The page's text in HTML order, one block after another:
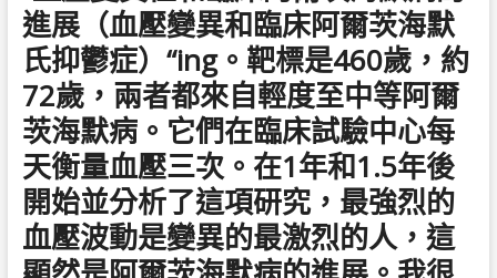
進展（血壓變異和臨床阿爾茨海默
氏抑鬱症）“ing。靶標是460歲，約
72歲，兩者都來自輕度至中等阿爾
茨海默病。它們在臨床試驗中心每
天衡量血壓三次。在1年和1.5年後
開始並分析了這項研究，最強烈的
血壓波動是變異的最激烈的人，這